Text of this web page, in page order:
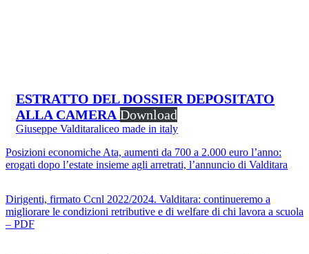
ESTRATTO DEL DOSSIER DEPOSITATO
ALLA CAMERA Download
Giuseppe Valditaraliceo made in italy
Posizioni economiche Ata, aumenti da 700 a 2.000 euro l’anno:
erogati dopo l’estate insieme agli arretrati, l’annuncio di Valditara
Dirigenti, firmato Ccnl 2022/2024. Valditara: continueremo a
migliorare le condizioni retributive e di welfare di chi lavora a scuola
– PDF